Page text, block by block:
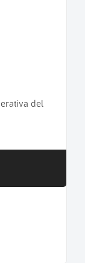
del